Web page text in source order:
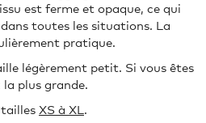
est ferme et opaque, ce qui
toutes les situations. La
pratique.
légèrement petit. Si vous êtes
plus grande.
tailles XS à XL .